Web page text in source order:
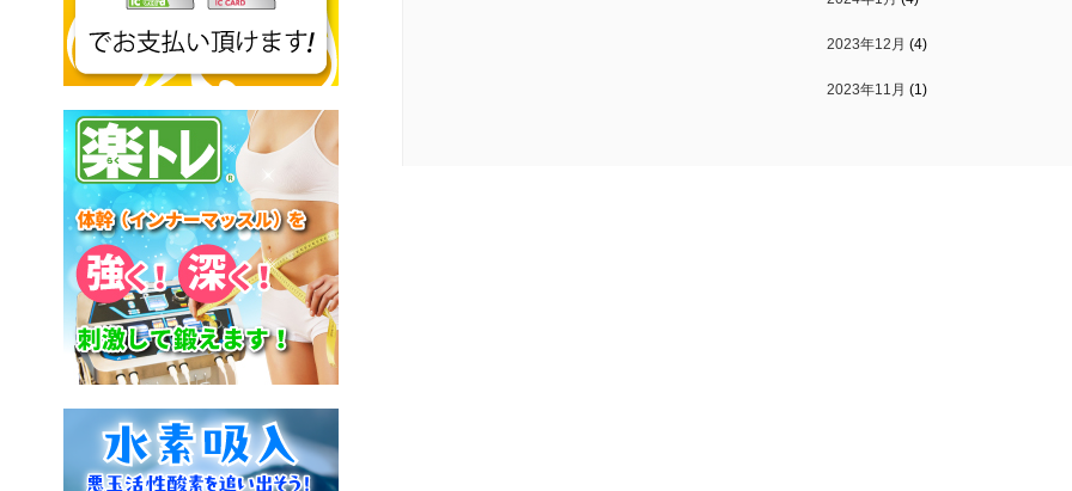
2023年12月 (4)
2023年11月 (1)